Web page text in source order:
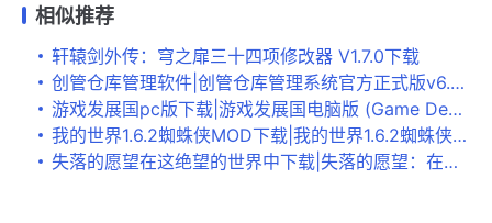
相似推荐
轩辕剑外传：穹之扉三十四项修改器 V1.7.0下载
创管仓库管理软件|创管仓库管理系统官方正式版v6.5.7下载
游戏发展国pc版下载|游戏发展国电脑版 (Game Dev Tycoon)汉化中文破解版v1.6.11下载
我的世界1.6.2蜘蛛侠MOD下载|我的世界1.6.2蜘蛛侠MOD 下载
失落的愿望在这绝望的世界中下载|失落的愿望：在这绝望的世界中 (Lost Wish: In the desperate world)PC版下载